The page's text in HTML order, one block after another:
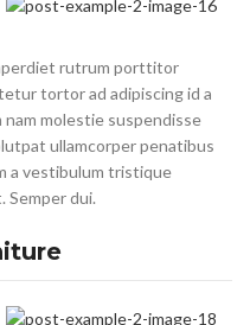
rutrum porttitor
tortor ad adipiscing id a
molestie suspendisse
ullamcorper penatibus
a vestibulum tristique
dui.